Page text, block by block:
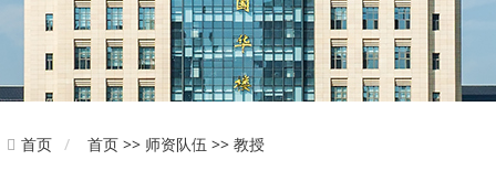
首页 首页 >> 师资队伍 >> 教授